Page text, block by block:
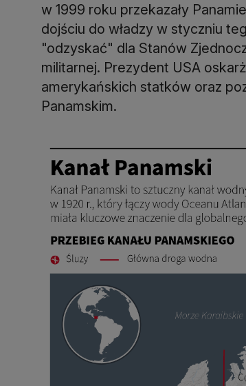
w 1999 roku przekazały
dojściu do władzy w styczniu
"odzyskać" dla Stanów
militarnej. Prezydent USA
amerykańskich statków oraz
Panamskim.